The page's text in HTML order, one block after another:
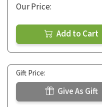
Our Price:
Add to Cart
Gift Price:
Give As Gift